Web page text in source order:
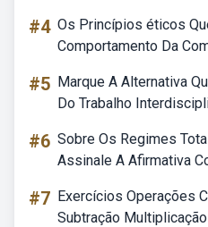
#4 Os Princípios éticos
Comportamento Da
#5 Marque A Alternativa
Do Trabalho
#6 Sobre Os Regimes
Assinale A Afirmativa
#7 Exercícios Operações
Subtração